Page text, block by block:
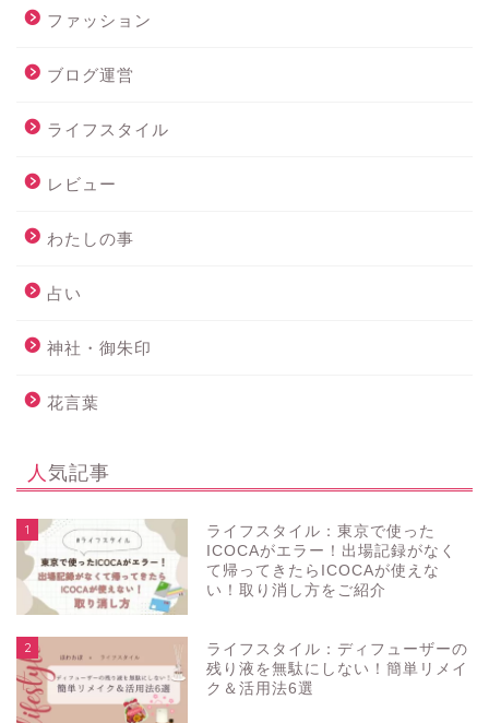
ファッション
ブログ運営
ライフスタイル
レビュー
わたしの事
占い
神社・御朱印
花言葉
人気記事
1
ライフスタイル：東京で使った
ICOCAがエラー！出場記録がなく
て帰ってきたらICOCAが使えな
い！取り消し方をご紹介
2
ライフスタイル：ディフューザーの
残り液を無駄にしない！簡単リメイ
ク＆活用法6選